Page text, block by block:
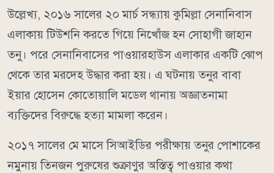
উল্লেখ্য, ২০১৬ সালের ২০ মার্চ সন্ধ্যায় কুমিল্লা সেনানিবাস
এলাকায় টিউশনি করতে গিয়ে নিখোঁজ হন সোহাগী জাহান
তনু। পরে সেনানিবাসের পাওয়ারহাউস এলাকার একটি ঝোপ
থেকে তার মরদেহ উদ্ধার করা হয়। এ ঘটনায় তনুর বাবা
ইয়ার হোসেন কোতোয়ালি মডেল থানায় অজ্ঞাতনামা
ব্যক্তিদের বিরুদ্ধে হত্যা মামলা করেন।
২০১৭ সালের মে মাসে সিআইডির পরীক্ষায় তনুর পোশাকের
নমুনায় তিনজন পুরুষের শুক্রাণুর অস্তিত্ব পাওয়ার কথা